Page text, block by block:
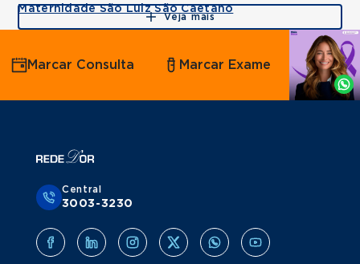
Maternidade São Luiz São Caetano
Veja mais
Agende
por
Whatsapp
Marcar Consulta Marcar Exame
Central
3003-3230